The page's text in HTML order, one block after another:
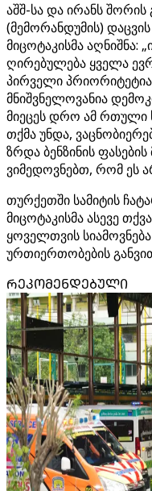
აშშ-სა და ირანს
(მემორანდუმის)
მიცოტაკისმა
ღირებულება ყველა
პირველი
მნიშვნელოვანია
მიეცეს დრო ამ რთული
თქმა უნდა,
ზრდა ბენზინის ფასების
ვიმედოვნებთ, რომ ეს
თურქეთში სამიტის
მიცოტაკისმა ასევე
ყოველთვის
ურთიერთობების
ᲠᲔᲙᲝᲛᲔᲜᲓᲔᲑᲣᲚᲘ